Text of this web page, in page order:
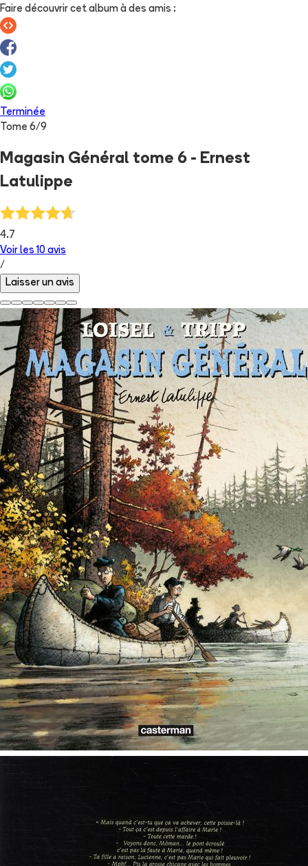
Faire découvrir cet album à des amis :
Terminée
Tome 6/9
Magasin Général tome 6 - Ernest
Latulippe
4.7
Voir les 10 avis
/
Laisser un avis